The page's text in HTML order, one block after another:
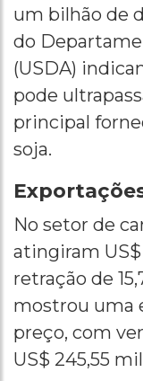
um bilhão de
do
(USDA)
pode
principal
soja.
No setor de
atingiram
retração de
mostrou uma
preço, com
US$ 245,55